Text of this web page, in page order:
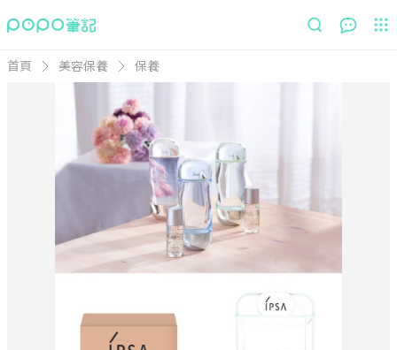
首頁 美容保養 保養